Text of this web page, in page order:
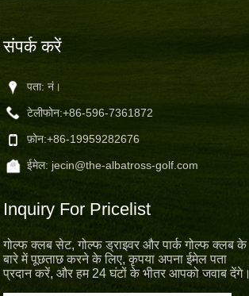
संपर्क करें
पता: नं।
टेलीफोन:+86-596-7361872
फ़ोन:+86-19959282676
ईमेल: jecin@the-albatross-golf.com
Inquiry For Pricelist
गोल्फ क्लब सेट, गोल्फ ड्राइवर और पार्क गोल्फ क्लब के
बारे में पूछताछ करने के लिए, कृपया अपना ईमेल पता
प्रदान करें, और हम 24 घंटों के भीतर आपको जवाब देंगे।